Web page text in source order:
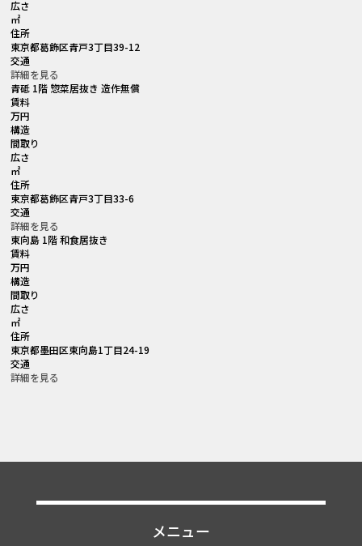
広さ
㎡
住所
東京都葛飾区青戸3丁目39-12
交通
詳細を見る
青砥 1階 惣菜居抜き 造作無償
賃料
万円
構造
間取り
広さ
㎡
住所
東京都葛飾区青戸3丁目33-6
交通
詳細を見る
東向島 1階 和食居抜き
賃料
万円
構造
間取り
広さ
㎡
住所
東京都墨田区東向島1丁目24-19
交通
詳細を見る
メニュー